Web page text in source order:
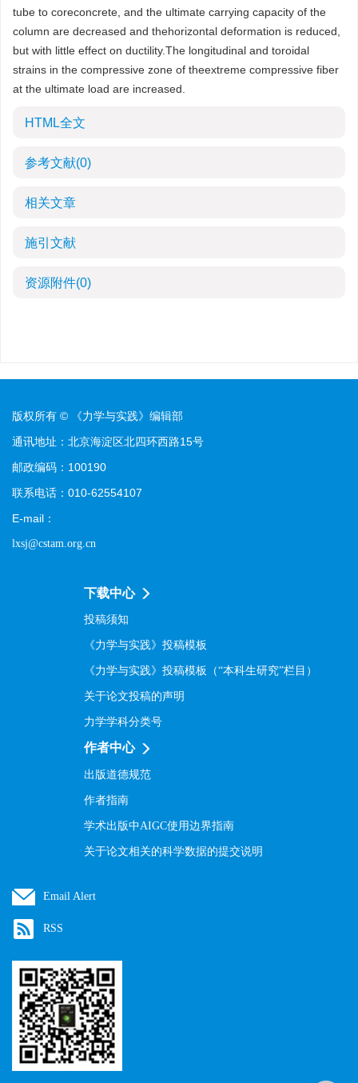
tube to coreconcrete, and the ultimate carrying capacity of the
column are decreased and thehorizontal deformation is reduced,
but with little effect on ductility.The longitudinal and toroidal
strains in the compressive zone of theextreme compressive fiber
at the ultimate load are increased.
HTML全文
参考文献(0)
相关文章
施引文献
资源附件(0)
版权所有 © 《力学与实践》编辑部
通讯地址：北京海淀区北四环西路15号
邮政编码：100190
联系电话：010-62554107
E-mail：
lxsj@cstam.org.cn
下载中心
投稿须知
《力学与实践》投稿模板
《力学与实践》投稿模板（“本科生研究”栏目）
关于论文投稿的声明
力学学科分类号
作者中心
出版道德规范
作者指南
学术出版中AIGC使用边界指南
关于论文相关的科学数据的提交说明
Email Alert
RSS